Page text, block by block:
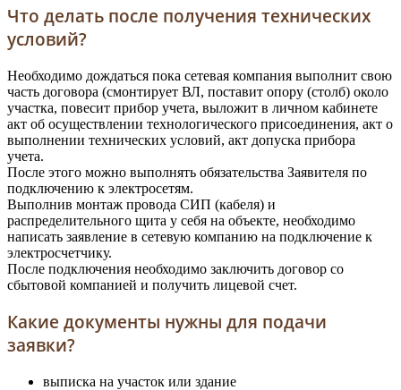
Что делать после получения технических
условий?
Необходимо дождаться пока сетевая компания выполнит свою
часть договора (смонтирует ВЛ, поставит опору (столб) около
участка, повесит прибор учета, выложит в личном кабинете
акт об осуществлении технологического присоединения, акт о
выполнении технических условий, акт допуска прибора
учета.
После этого можно выполнять обязательства Заявителя по
подключению к электросетям.
Выполнив монтаж провода СИП (кабеля) и
распределительного щита у себя на объекте, необходимо
написать заявление в сетевую компанию на подключение к
электросчетчику.
После подключения необходимо заключить договор со
сбытовой компанией и получить лицевой счет.
Какие документы нужны для подачи
заявки?
выписка на участок или здание